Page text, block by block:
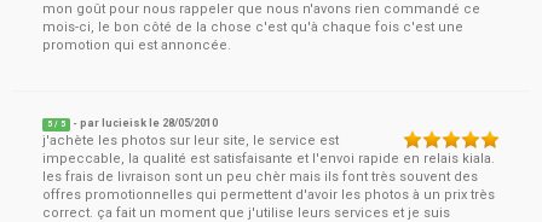
mon goût pour nous rappeler que nous n'avons rien commandé ce
mois-ci, le bon côté de la chose c'est qu'à chaque fois c'est une
promotion qui est annoncée.
5 / 5 - par lucieisk le 28/05/2010
j'achète les photos sur leur site, le service est
impeccable, la qualité est satisfaisante et l'envoi rapide en relais kiala.
les frais de livraison sont un peu chèr mais ils font très souvent des
offres promotionnelles qui permettent d'avoir les photos à un prix très
correct. ça fait un moment que j'utilise leurs services et je suis